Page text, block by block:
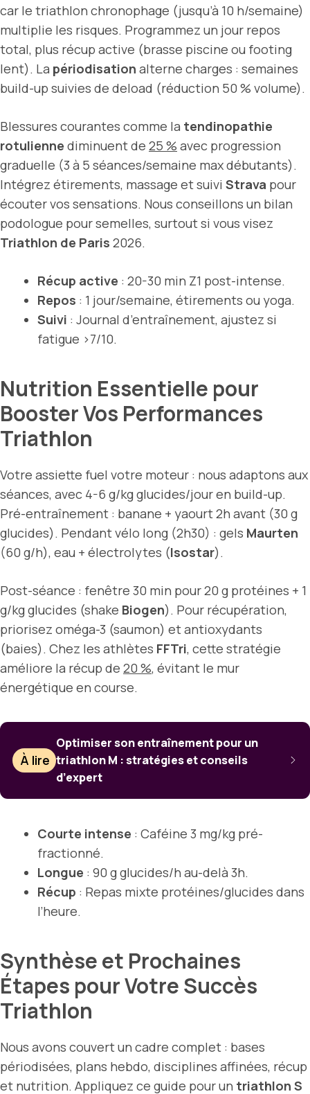
car le triathlon chronophage (jusqu’à 10 h/semaine)
multiplie les risques. Programmez un jour repos
total, plus récup active (brasse piscine ou footing
lent). La périodisation alterne charges : semaines
build-up suivies de deload (réduction 50 % volume).
Blessures courantes comme la tendinopathie
rotulienne diminuent de 25 % avec progression
graduelle (3 à 5 séances/semaine max débutants).
Intégrez étirements, massage et suivi Strava pour
écouter vos sensations. Nous conseillons un bilan
podologue pour semelles, surtout si vous visez
Triathlon de Paris 2026.
Récup active : 20-30 min Z1 post-intense.
Repos : 1 jour/semaine, étirements ou yoga.
Suivi : Journal d’entraînement, ajustez si
fatigue >7/10.
Nutrition Essentielle pour
Booster Vos Performances
Triathlon
Votre assiette fuel votre moteur : nous adaptons aux
séances, avec 4-6 g/kg glucides/jour en build-up.
Pré-entraînement : banane + yaourt 2h avant (30 g
glucides). Pendant vélo long (2h30) : gels Maurten
(60 g/h), eau + électrolytes (Isostar).
Post-séance : fenêtre 30 min pour 20 g protéines + 1
g/kg glucides (shake Biogen). Pour récupération,
priorisez oméga-3 (saumon) et antioxydants
(baies). Chez les athlètes FFTri, cette stratégie
améliore la récup de 20 %, évitant le mur
énergétique en course.
À lire
Optimiser son entraînement pour un
triathlon M : stratégies et conseils
d’expert
Courte intense : Caféine 3 mg/kg pré-
fractionné.
Longue : 90 g glucides/h au-delà 3h.
Récup : Repas mixte protéines/glucides dans
l’heure.
Synthèse et Prochaines
Étapes pour Votre Succès
Triathlon
Nous avons couvert un cadre complet : bases
périodisées, plans hebdo, disciplines affinées, récup
et nutrition. Appliquez ce guide pour un triathlon S